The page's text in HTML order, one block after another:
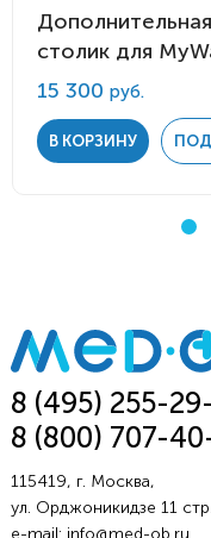
столик для
15 300 руб.
В КОРЗИНУ
8 (495) 255-
8 (800) 707-
115419, г. Москва,
ул. Орджоникидзе 11